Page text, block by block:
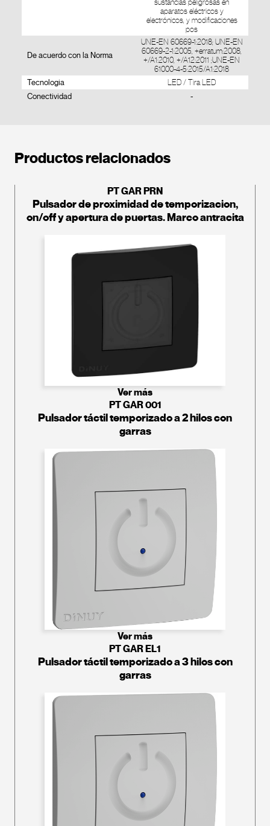
sustancias peligrosas en
aparatos eléctricos y
electrónicos, y modificaciones
pos
De acuerdo con la Norma
UNE-EN 60669-1:2018; UNE-EN
60669-2-1:2005, +erratum:2008,
+/A1:2010, +/A12:2011 ;UNE-EN
61000-4-5:2015/A1:2018
Tecnologia LED / Tira LED
Conectividad -
Productos relacionados
PT GAR PRN
Pulsador de proximidad de temporizacion,
on/off y apertura de puertas. Marco antracita
Ver más
PT GAR 001
Pulsador táctil temporizado a 2 hilos con
garras
Ver más
PT GAR EL1
Pulsador táctil temporizado a 3 hilos con
garras